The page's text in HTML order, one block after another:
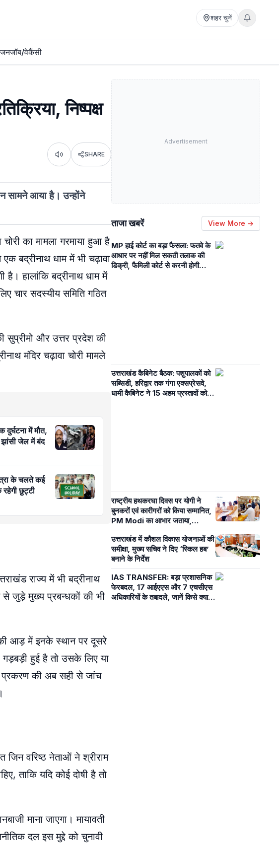
शहर चुनें
जॉब/वेकैंसी
निष्पक्ष
Listen SHARE
सामने आया है। उन्होंने
का मामला गरमाया हुआ है
बद्रीनाथ धाम में भी चढ़ावा
है। हालांकि बद्रीनाथ धाम में
चार सदस्यीय समिति गठित
सुप्रीमो और उत्तर प्रदेश की
मंदिर चढ़ावा चोरी मामले
में मौत,
झांसी जेल में बंद
के चलते कई
छुट्टी
राज्य में भी बद्रीनाथ
से जुड़े मुख्य प्रबन्धकों की भी
आड़ में इनके स्थान पर दूसरे
हुई है तो उसके लिए या
प्रकरण की अब सही से जांच
जिन वरिष्ठ नेताओं ने श्रीराम
ताकि यदि कोई दोषी है तो
माना जाएगा। मायावती
दल इस मुद्दे को चुनावी
Advertisement
ताजा खबरें View More →
MP हाई कोर्ट का बड़ा फैसला: फतवे के
आधार पर नहीं मिल सकती तलाक की
डिक्री, फैमिली कोर्ट से करनी होगी
उत्तराखंड कैबिनेट बैठक: पशुपालकों को
सब्सिडी, हरिद्वार तक गंगा एक्सप्रेसवे,
धामी कैबिनेट ने 15 अहम प्रस्तावों को दी
राष्ट्रीय हथकरघा दिवस पर योगी ने
बुनकरों एवं कारीगरों को किया सम्मानित,
PM Modi का आभार जताया,
समाजवादी पार्टी पर कसा तंज
उत्तराखंड में कौशल विकास योजनाओं की
समीक्षा, मुख्य सचिव ने दिए ‘स्किल हब’
बनाने के निर्देश
IAS TRANSFER: बड़ा प्रशासनिक
फेरबदल, 17 आईएएस और 7 एचसीएस
अधिकारियों के तबादले, जानें किसे क्या